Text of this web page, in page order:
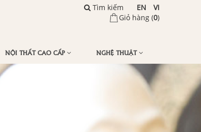
Giỏ hàng (0)
VI
EN
Tìm kiếm
NỘI THẤT CAO CẤP
NGHỆ THUẬT